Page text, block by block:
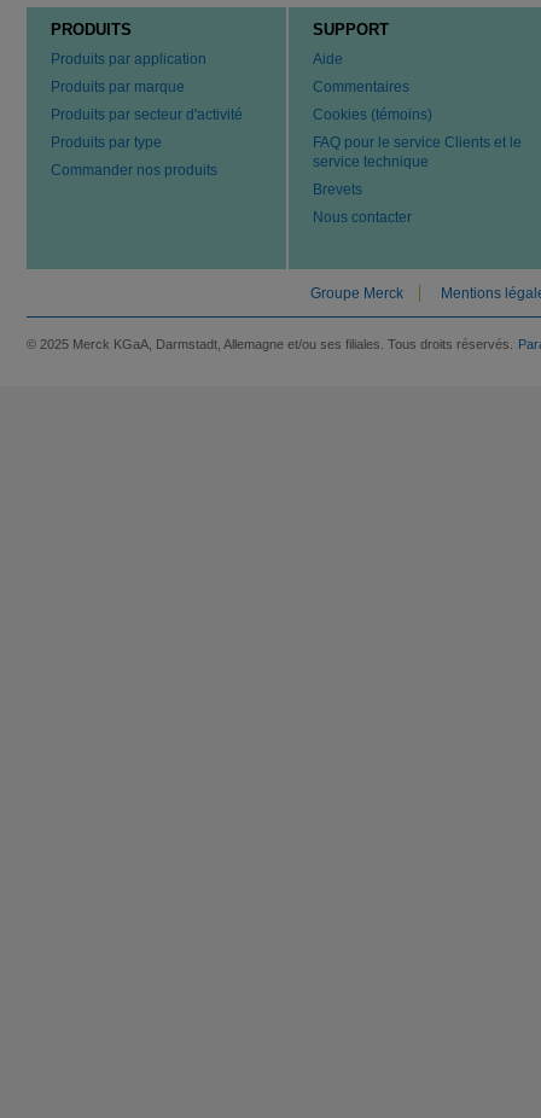
PRODUITS
Produits par application
Produits par marque
Produits par secteur d'activité
Produits par type
Commander nos produits
SUPPORT
Aide
Commentaires
Cookies (témoins)
FAQ pour le service Clients et le
service technique
Brevets
Nous contacter
Groupe Merck Mentions
© 2025 Merck KGaA, Darmstadt, Allemagne et/ou ses filiales. Tous droits réservés.